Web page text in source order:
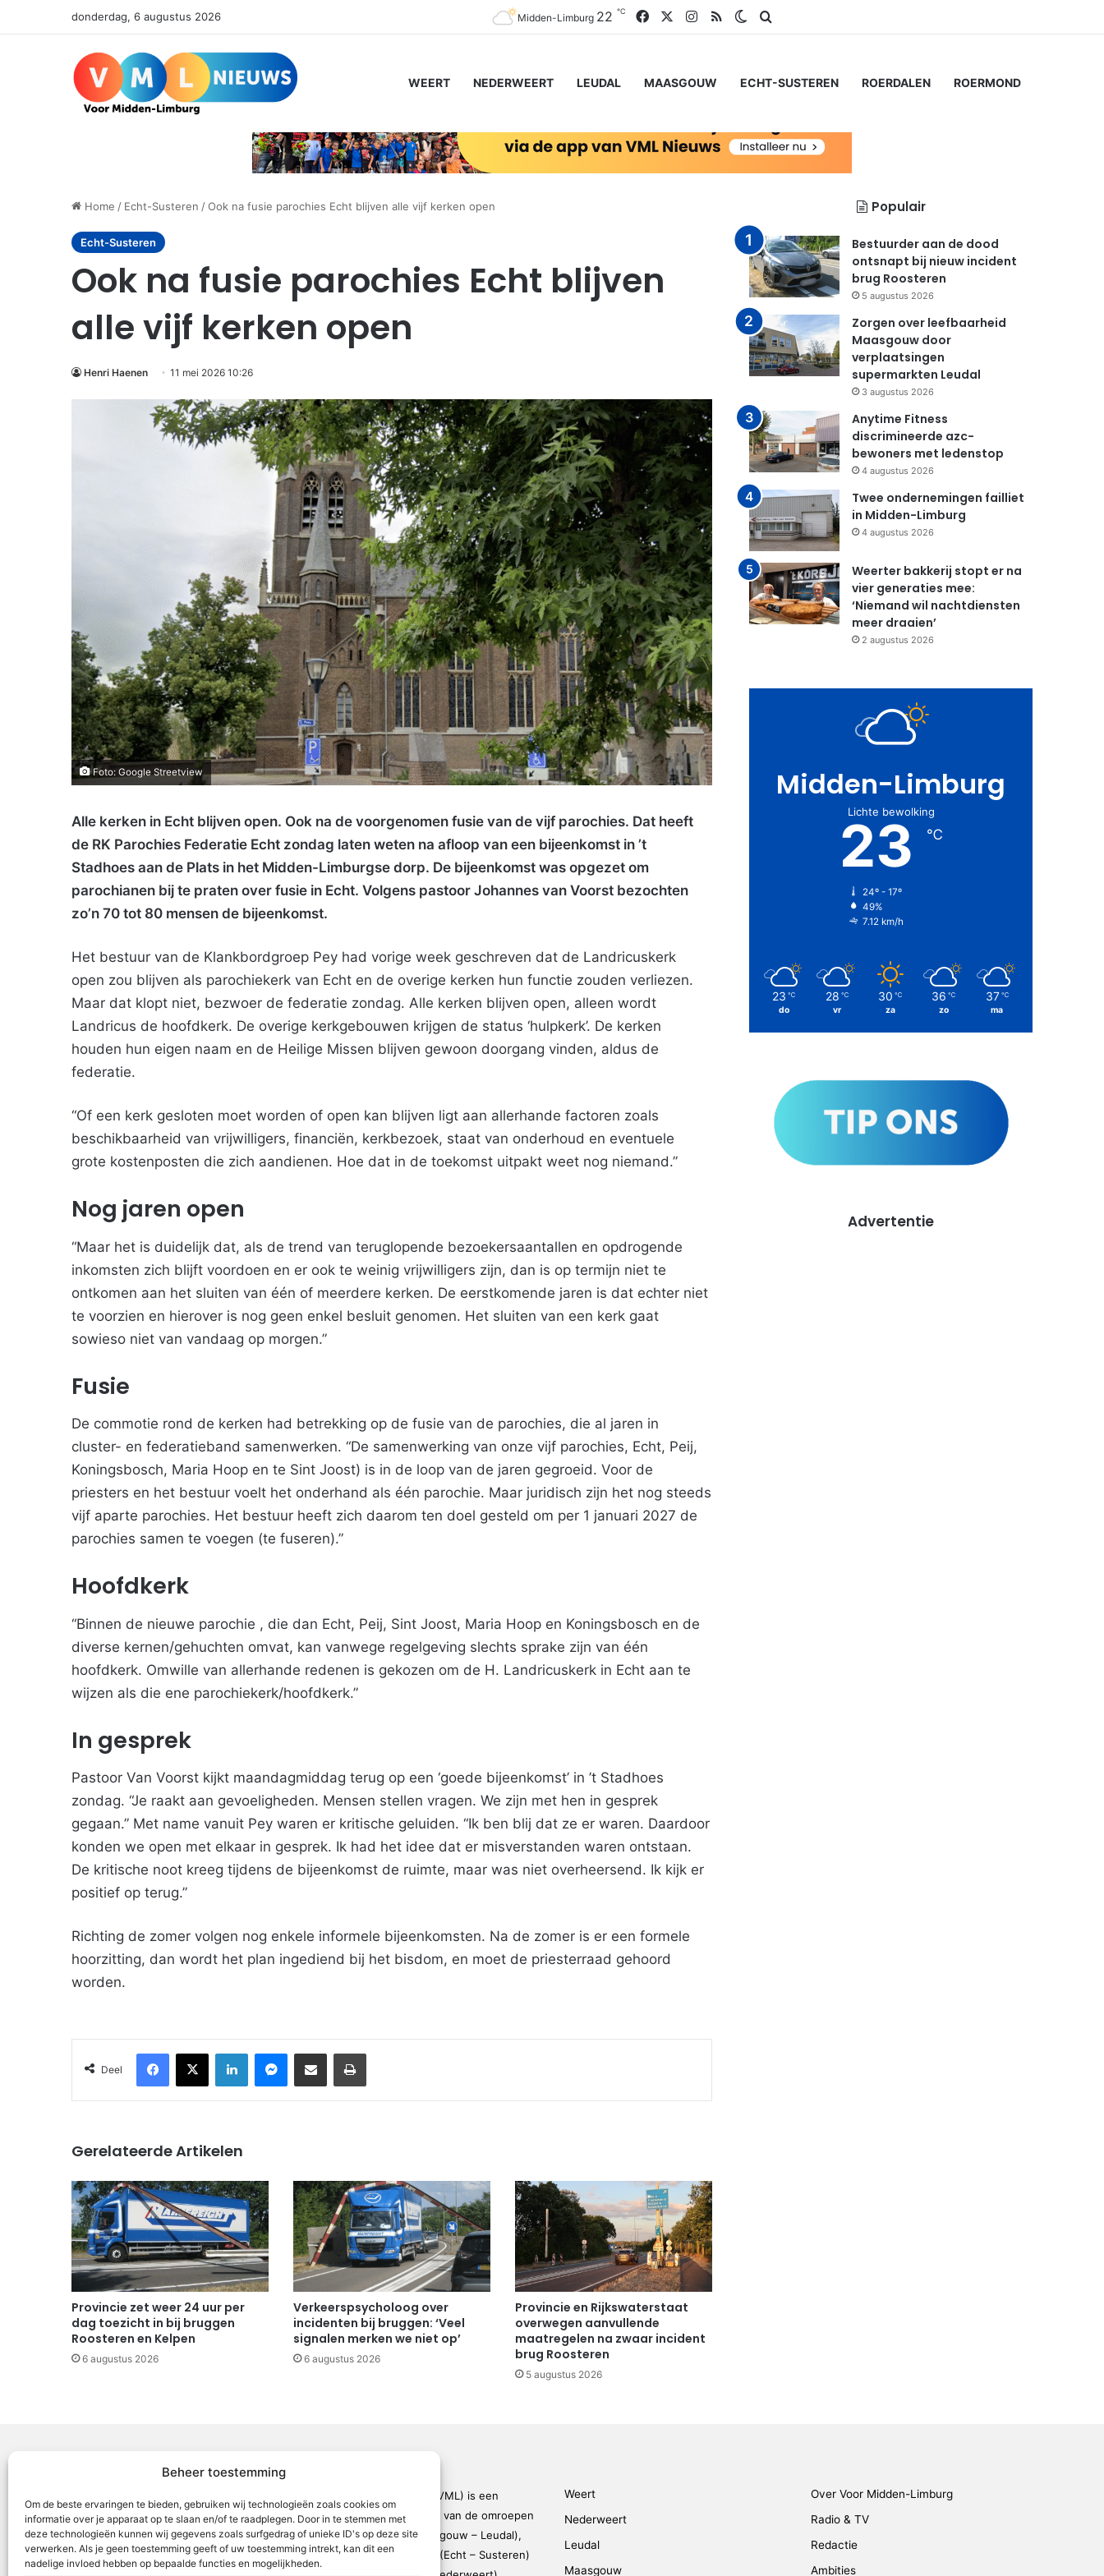
Beheer toestemming
Om de beste ervaringen te bieden, gebruiken wij technologieën zoals cookies om
informatie over je apparaat op te slaan en/of te raadplegen. Door in te stemmen met
deze technologieën kunnen wij gegevens zoals surfgedrag of unieke ID's op deze site
verwerken. Als je geen toestemming geeft of uw toestemming intrekt, kan dit een
nadelige invloed hebben op bepaalde functies en mogelijkheden.
donderdag, 6 augustus 2026 Midden-Limburg 22 ℃ FacebookInstagram
RSS Switch skin
WEERT NEDERWEERT LEUDAL MAASGOUW ECHT-SUSTEREN ROERDALEN ROERMOND
Home / Echt-Susteren /Ook na fusie parochies Echt blijven alle vijf kerken open
Echt-Susteren
Ook na fusie parochies Echt blijven
alle vijf kerken open
Henri Haenen 11 mei 2026 10:26
Foto: Google Streetview
Alle kerken in Echt blijven open. Ook na de voorgenomen fusie van de vijf parochies. Dat heeft
de RK Parochies Federatie Echt zondag laten weten na afloop van een bijeenkomst in ’t
Stadhoes aan de Plats in het Midden-Limburgse dorp. De bijeenkomst was opgezet om
parochianen bij te praten over fusie in Echt. Volgens pastoor Johannes van Voorst bezochten
zo’n 70 tot 80 mensen de bijeenkomst.
Het bestuur van de Klankbordgroep Pey had vorige week geschreven dat de Landricuskerk
open zou blijven als parochiekerk van Echt en de overige kerken hun functie zouden verliezen.
Maar dat klopt niet, bezwoer de federatie zondag. Alle kerken blijven open, alleen wordt
Landricus de hoofdkerk. De overige kerkgebouwen krijgen de status ‘hulpkerk’. De kerken
houden hun eigen naam en de Heilige Missen blijven gewoon doorgang vinden, aldus de
federatie.
“Of een kerk gesloten moet worden of open kan blijven ligt aan allerhande factoren zoals
beschikbaarheid van vrijwilligers, financiën, kerkbezoek, staat van onderhoud en eventuele
grote kostenposten die zich aandienen. Hoe dat in de toekomst uitpakt weet nog niemand.”
Nog jaren open
“Maar het is duidelijk dat, als de trend van teruglopende bezoekersaantallen en opdrogende
inkomsten zich blijft voordoen en er ook te weinig vrijwilligers zijn, dan is op termijn niet te
ontkomen aan het sluiten van één of meerdere kerken. De eerstkomende jaren is dat echter niet
te voorzien en hierover is nog geen enkel besluit genomen. Het sluiten van een kerk gaat
sowieso niet van vandaag op morgen.”
Fusie
De commotie rond de kerken had betrekking op de fusie van de parochies, die al jaren in
cluster- en federatieband samenwerken. “De samenwerking van onze vijf parochies, Echt, Peij,
Koningsbosch, Maria Hoop en te Sint Joost) is in de loop van de jaren gegroeid. Voor de
priesters en het bestuur voelt het onderhand als één parochie. Maar juridisch zijn het nog steeds
vijf aparte parochies. Het bestuur heeft zich daarom ten doel gesteld om per 1 januari 2027 de
parochies samen te voegen (te fuseren).”
Hoofdkerk
“Binnen de nieuwe parochie , die dan Echt, Peij, Sint Joost, Maria Hoop en Koningsbosch en de
diverse kernen/gehuchten omvat, kan vanwege regelgeving slechts sprake zijn van één
hoofdkerk. Omwille van allerhande redenen is gekozen om de H. Landricuskerk in Echt aan te
wijzen als die ene parochiekerk/hoofdkerk.”
In gesprek
Pastoor Van Voorst kijkt maandagmiddag terug op een ‘goede bijeenkomst’ in ’t Stadhoes
zondag. “Je raakt aan gevoeligheden. Mensen stellen vragen. We zijn met hen in gesprek
gegaan.” Met name vanuit Pey waren er kritische geluiden. “Ik ben blij dat ze er waren. Daardoor
konden we open met elkaar in gesprek. Ik had het idee dat er misverstanden waren ontstaan.
De kritische noot kreeg tijdens de bijeenkomst de ruimte, maar was niet overheersend. Ik kijk er
positief op terug.”
Richting de zomer volgen nog enkele informele bijeenkomsten. Na de zomer is er een formele
hoorzitting, dan wordt het plan ingediend bij het bisdom, en moet de priesterraad gehoord
worden.
Deel
Facebook
X LinkedInMessenger
Deel via Email Print
Gerelateerde Artikelen
Provincie zet weer 24 uur per
dag toezicht in bij bruggen
Roosteren en Kelpen
6 augustus 2026
Verkeerspsycholoog over
incidenten bij bruggen: ‘Veel
signalen merken we niet op’
6 augustus 2026
Provincie en Rijkswaterstaat
overwegen aanvullende
maatregelen na zwaar incident
brug Roosteren
5 augustus 2026
Populair
Bestuurder aan de dood
ontsnapt bij nieuw incident
brug Roosteren
5 augustus 2026
Zorgen over leefbaarheid
Maasgouw door
verplaatsingen
supermarkten Leudal
3 augustus 2026
Anytime Fitness
discrimineerde azc-
bewoners met ledenstop
4 augustus 2026
Twee ondernemingen failliet
in Midden-Limburg
4 augustus 2026
Weerter bakkerij stopt er na
vier generaties mee:
‘Niemand wil nachtdiensten
meer draaien’
2 augustus 2026
Midden-Limburg
Lichte bewolking
23 ℃
24º - 17º
49%
7.12 km/h
23 ℃
do
28 ℃
vr
30 ℃
za
36 ℃
zo
37 ℃
ma
Advertentie
Voor Midden-Limburg (VML) is een
samenwerkingsverband van de omroepen
ML5 (Roermond – Maasgouw – Leudal),
OR6 (Roerdalen), SOL2 (Echt – Susteren)
Weert
Nederweert
Leudal
Maasgouw
Over Voor Midden-Limburg
Radio & TV
Redactie
Ambities